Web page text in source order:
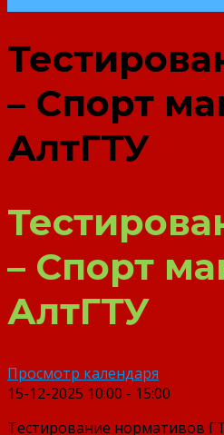
– Спорт
АлтГТУ
– Спорт
АлтГТУ
Просмотр календаря
15-12-2025 10:00 - 15:00
Тестирование нормативов